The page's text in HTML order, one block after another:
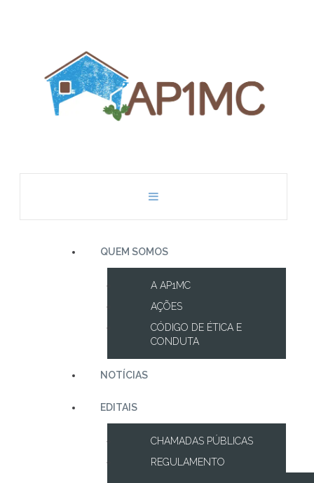
QUEM SOMOS
A AP1MC
AÇÕES
CÓDIGO DE ÉTICA E
CONDUTA
NOTÍCIAS
EDITAIS
CHAMADAS PÚBLICAS
REGULAMENTO